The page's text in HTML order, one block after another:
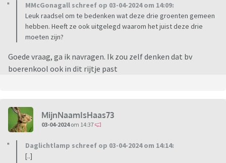
MMcGonagall schreef op 03-04-2024 om 14:09:
Leuk raadsel om te bedenken wat deze drie groenten gemeen
hebben. Heeft ze ook uitgelegd waarom het juist deze drie
moeten zijn?
Goede vraag, ga ik navragen. Ik zou zelf denken dat bv
boerenkool ook in dit rijtje past
MijnNaamIsHaas73
03-04-2024om 14:37
Daglichtlamp schreef op 03-04-2024 om 14:14:
[..]